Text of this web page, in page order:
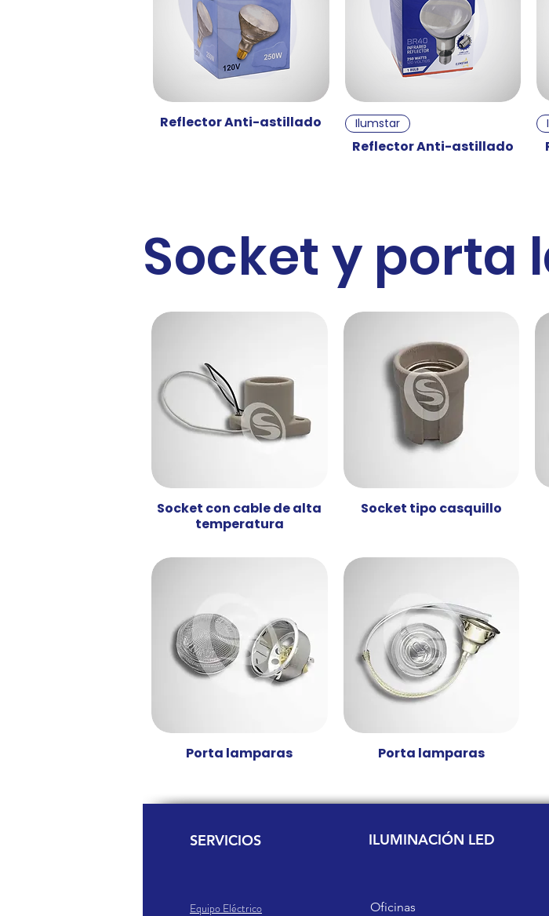
Reflector Anti-astillado Ilumstar
Reflector Anti-astillado
Socket y porta
Vista rápida
Socket con cable de alta
temperatura
Vista rápida
Socket tipo casquillo
Vista rápida
Porta lamparas Vista rápida
Porta lamparas
SERVICIOS ILUMINACIÓN LED
Equipo Eléctrico Oficinas